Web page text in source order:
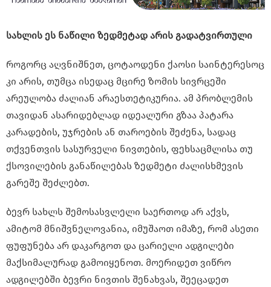
სახლის ეს ნაწილი ზედმეტად არის გადატვირთული
როგორც აღვნიშნეთ, ცოტაოდენი ქაოსი საინტერესოც
კი არის, თუმცა ისედაც მცირე ზომის სივრცეში
არეულობა ძალიან არაესთეტიკურია. ამ პრობლემის
თავიდან ასარიდებლად იდეალური გზაა პატარა
კარადების, უჯრების ან თაროების შეძენა, სადაც
თქვენთვის სასურველი ნივთების, ფეხსაცმლისა თუ
ქსოვილების განაწილებას ზედმეტი ძალისხმევის
გარეშე შეძლებთ.
ბევრ სახლს შემოსასვლელი საერთოდ არ აქვს,
ამიტომ მნიშვნელოვანია, იმუშაოთ იმაზე, რომ ასეთი
ფუფუნება არ დაკარგოთ და ცარიელი ადგილები
მაქსიმალურად გამოიყენოთ. მოერიდეთ ვიწრო
ადგილებში ბევრი ნივთის შენახვას, შეეცადეთ